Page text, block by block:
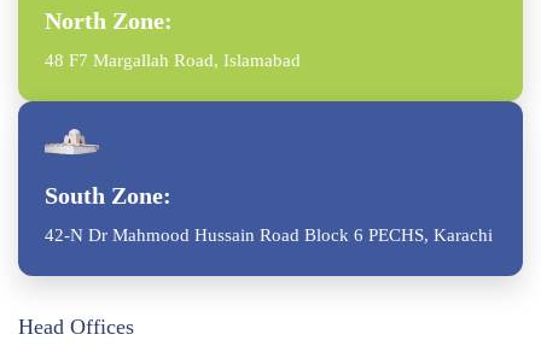
North Zone:
48 F7 Margallah Road, Islamabad
South Zone:
42-N Dr Mahmood Hussain Road Block 6 PECHS, Karachi
Head Offices